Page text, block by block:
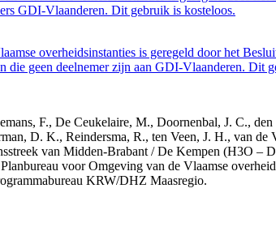
GDI-Vlaanderen. Dit gebruik is kosteloos.
overheidsinstanties is geregeld door het
die geen deelnemer zijn aan GDI-Vlaanderen. Dit
F., De Ceukelaire, M., Doornenbal, J. C.,
D. K., Reindersma, R., ten Veen, J. H., van de
van Midden-Brabant / De Kempen (H3O
voor Omgeving van de Vlaamse
KRW/DHZ Maasregio.